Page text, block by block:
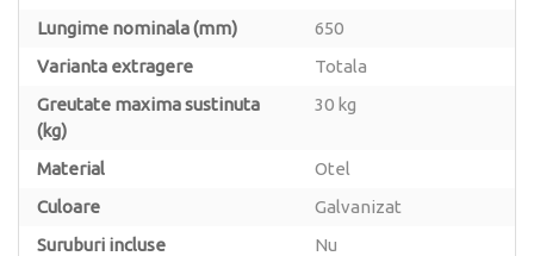
Lungime nominala (mm)
650
Varianta extragere
Totala
Greutate maxima sustinuta
(kg)
30 kg
Material
Otel
Culoare
Galvanizat
Suruburi incluse
Nu